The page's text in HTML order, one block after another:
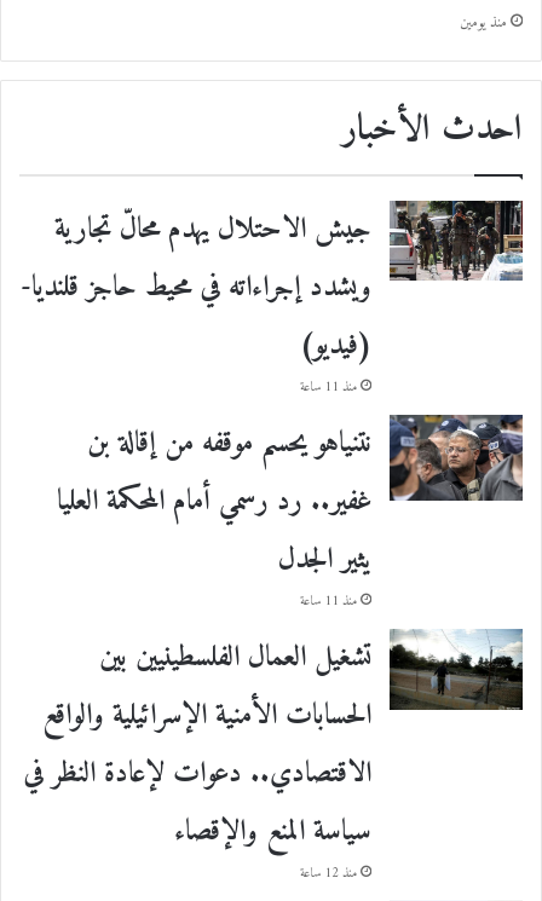
منذ يومين
احدث الأخبار
جيش الاحتلال يهدم محالّ تجارية
ويشدد إجراءاته في محيط حاجز قلنديا-
(فيديو)
منذ 11 ساعة
نتنياهو يحسم موقفه من إقالة بن
غفير.. رد رسمي أمام المحكمة العليا
يثير الجدل
منذ 11 ساعة
تشغيل العمال الفلسطينيين بين
الحسابات الأمنية الإسرائيلية والواقع
الاقتصادي.. دعوات لإعادة النظر في
سياسة المنع والإقصاء
منذ 12 ساعة